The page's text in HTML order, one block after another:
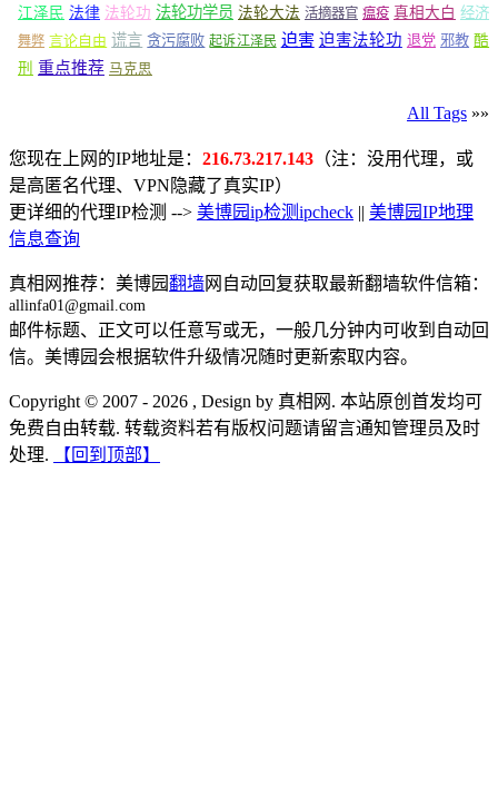
江泽民 法律 法轮功 法轮功学员 法轮大法 活摘器官 瘟疫 真相大白 经济
舞弊 言论自由 谎言 贪污腐败 起诉江泽民 迫害 迫害法轮功 退党 邪教 酷
刑 重点推荐 马克思
All Tags »»
您现在上网的IP地址是： 216.73.217.143 （注：没用代理，或
是高匿名代理、VPN隐藏了真实IP）
更详细的代理IP检测 --> 美博园ip检测ipcheck || 美博园IP地理
信息查询
真相网推荐：美博园翻墙网自动回复获取最新翻墙软件信箱：
allinfa01@gmail.com
邮件标题、正文可以任意写或无，一般几分钟内可收到自动回
信。美博园会根据软件升级情况随时更新索取内容。
Copyright © 2007 - 2026 , Design by 真相网. 本站原创首发均可
免费自由转载. 转载资料若有版权问题请留言通知管理员及时
处理.
【回到顶部】